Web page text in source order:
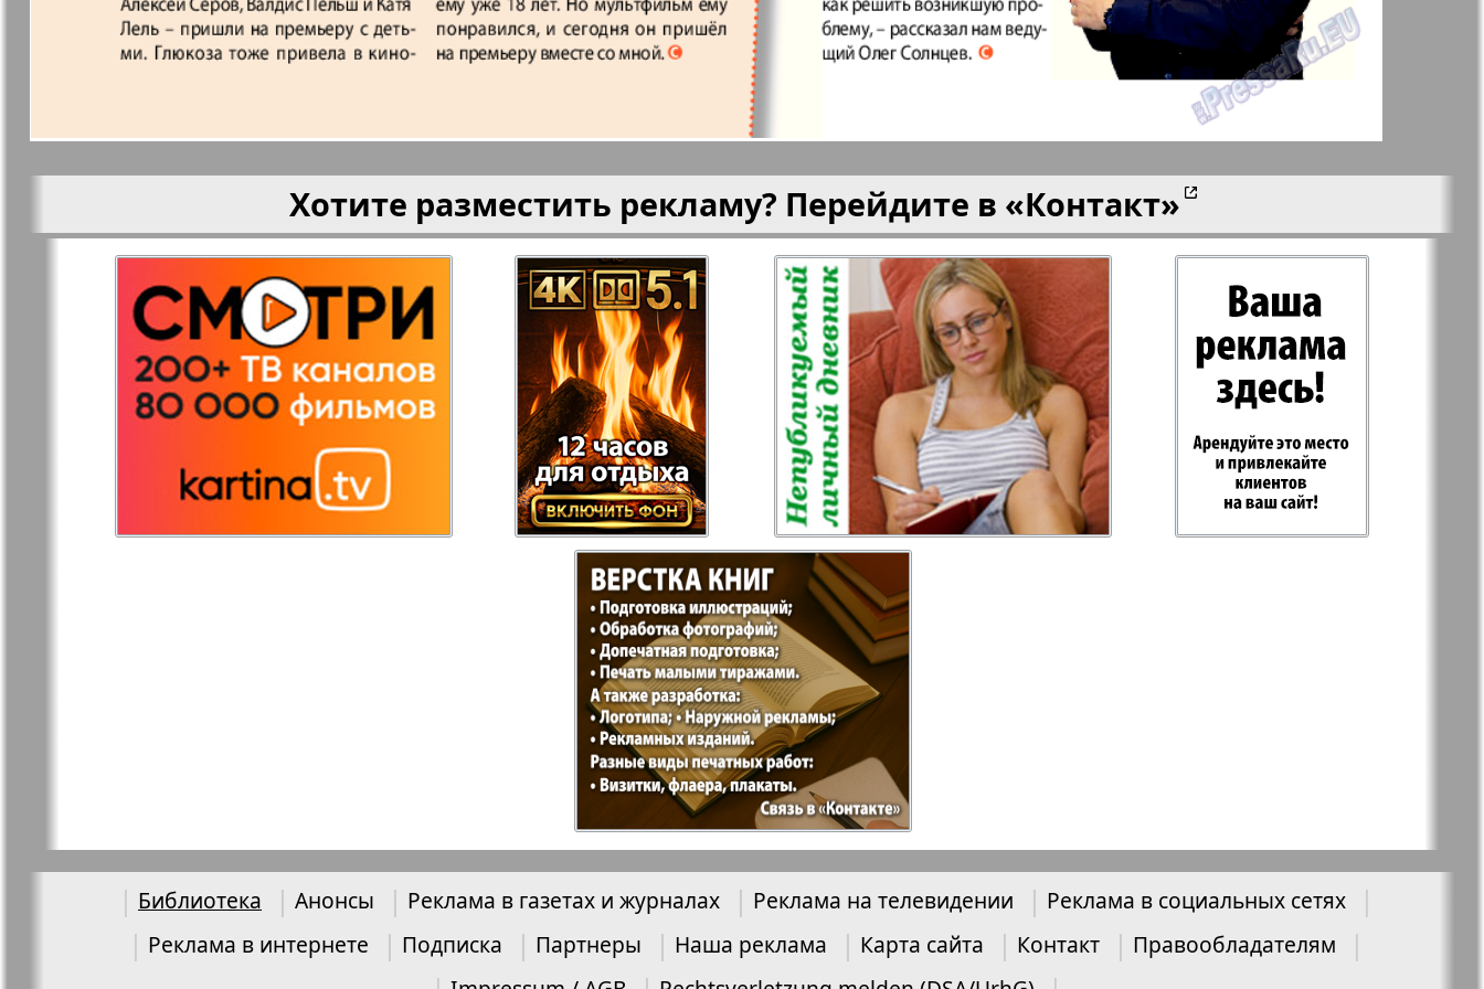
Кругозор Кругозор плюс! Kulinar TV Kurorte aktuell LDK по-русски
Le Voyageur Life in Франкфурт М-City Маяк Португалии Мила
Мир отдыха и
здоровья
МК Испания Мост-Израиль Мюнхен-сити
My City Frankfurt
am Main
Наш Иерусалим Наш мир
Наша Газета
Италия
Наша Газета
Ирландия
Наша марка
Наше Турбюро Нескучная газета Новая Wолна Норд Объектив EU
Ost-West
Panorama
Отдыхай-Купи-
продай
Партнер-север Парус
Пражский
телеграф
Пражский
экспресс
Районка-Nord-Ost-
Bremen
Германия
Рейнская газета Рецепты здоровья
Рубеж Русская Газета Русская Мысль
Русская
Швейцария
Русское слово
Хотите разместить рекламу? Перейдите в «Контакт»
Библиотека Анонсы Реклама в газетах и журналах Реклама на телевидении
Реклама в социальных сетях
Реклама в интернете
Подписка Партнеры Наша реклама Карта сайта Контакт
Правообладателям